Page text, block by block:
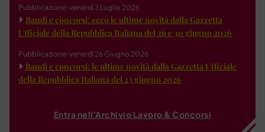
Pubblicazione: venerdì 3 Luglio 2026
Bandi e concorsi: ecco le ultime novità dalla Gazzetta
Ufficiale della Repubblica Italiana del 26 e 30 giugno 2026
Pubblicazione: venerdì 26 Giugno 2026
Bandi e concorsi: le ultime novità dalla Gazzetta Ufficiale
della Repubblica Italiana del 23 giugno 2026
Entra nell'Archivio Lavoro & Concorsi